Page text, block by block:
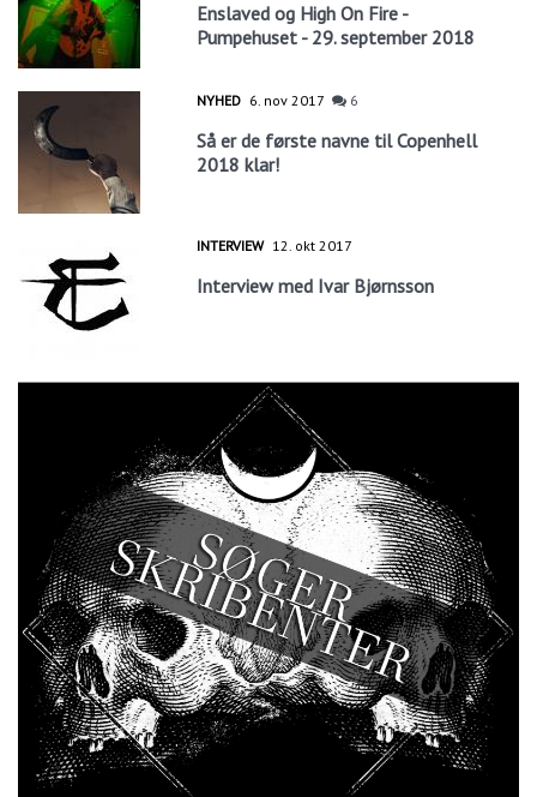
Enslaved og High On Fire -
Pumpehuset - 29. september 2018
NYHED 6. nov 2017 6
Så er de første navne til Copenhell
2018 klar!
INTERVIEW 12. okt 2017
Interview med Ivar Bjørnsson